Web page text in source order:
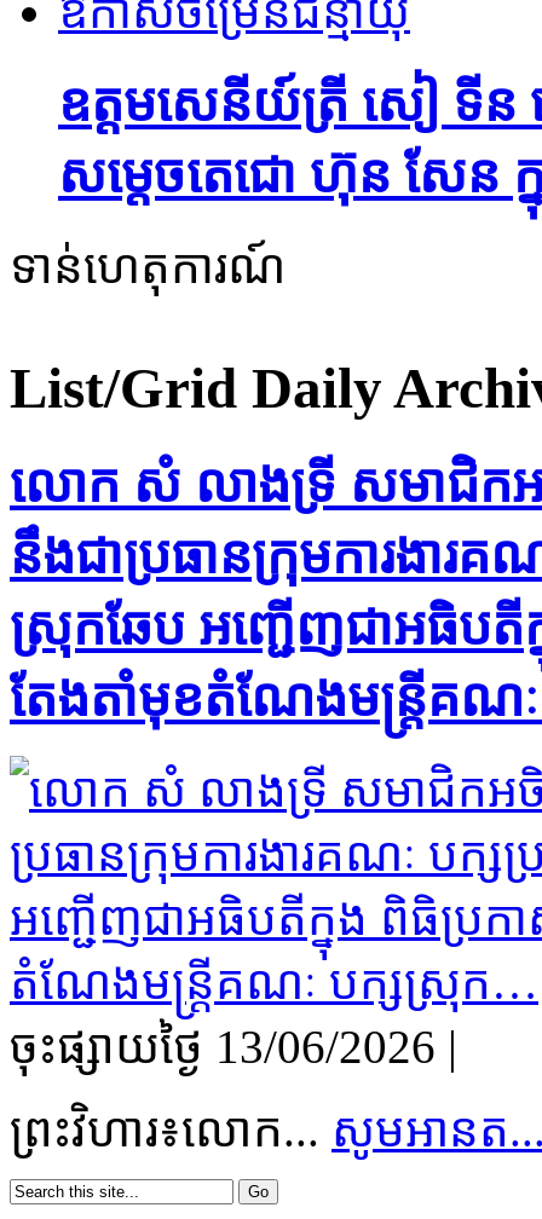
ឧត្តមសេនីយ៍ត្រី សៀ ទីន
សម្ដេចតេជោ ហ៊ុន សែន
ទាន់ហេតុការណ៍
List/Grid Daily
លោក សំ លាងទ្រី សមាជិកអចិន្
នឹងជាប្រធានក្រុមការងារ
ស្រុកឆែប អញ្ជើញជាអធិបតី
តែងតាំមុខតំណែងមន្រ្តីគណ
ចុះផ្សាយថ្ងៃ​ 13/06/2026 |
ព្រះវិហារ៖លោក... សូមអានត